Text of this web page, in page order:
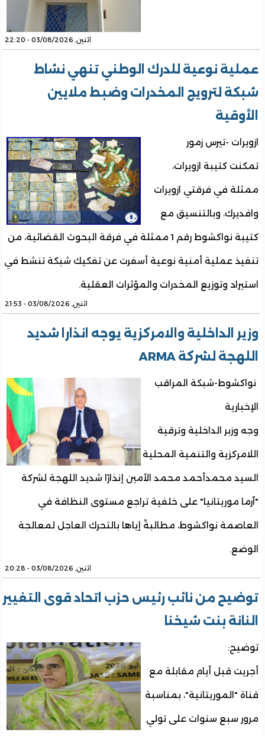
اثنين, 03/08/2026 - 22:20
عملية نوعية للدرك الوطني تنهي نشاط
شبكة لترويج المخدرات وضبط ملايين
الأوقية
ازويرات -تيرس زمور
تمكنت كتيبة ازويرات،
ممثلة في فرقتي ازويرات
وافديرك، وبالتنسيق مع
كتيبة نواكشوط رقم 1 ممثلة في فرقة البحوث القضائية، من
تنفيذ عملية أمنية نوعية أسفرت عن تفكيك شبكة تنشط في
استيراد وتوزيع المخدرات والمؤثرات العقلية.
اثنين, 03/08/2026 - 21:53
وزير الداخلية والامركزية يوجه انذارا شديد
اللهجة لشركة ARMA
نواكشوط-شبكة المراقب
الإخبارية
وجه وزبر الداخلية وترقية
اللامركزية والتنمية المحلية
السيد محمدأحمد محمد الأمين إنذارًا شديد اللهجة لشركة
"آرما موريتانيا" على خلفية تراجع مستوى النظافة في
العاصمة نواكشوط، مطالبةً إياها بالتحرك العاجل لمعالجة
الوضع.
اثنين, 03/08/2026 - 20:28
توضيح من نائب رئيس حزب اتحاد قوى التغيير
النانة بنت شيخنا
توضيح:
أجريت قبل أيام مقابلة مع
قناة "الموريتانية"، بمناسبة
مرور سبع سنوات على تولي